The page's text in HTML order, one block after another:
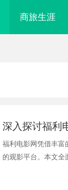
商旅生涯
深入探讨福利
福利电影网凭借丰富
的观影平台。本文全